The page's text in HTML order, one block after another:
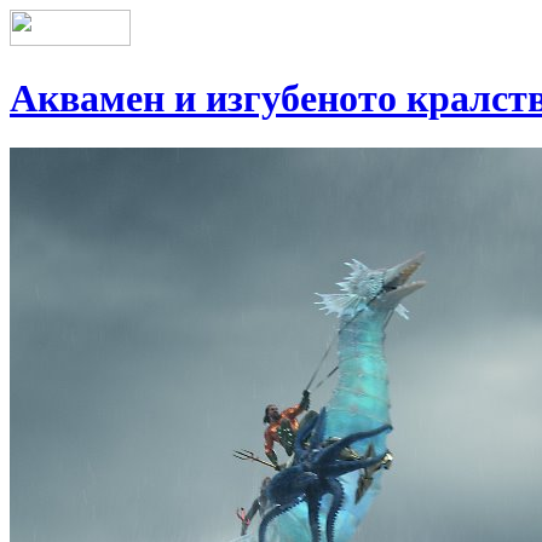
Аквамен и изгубеното